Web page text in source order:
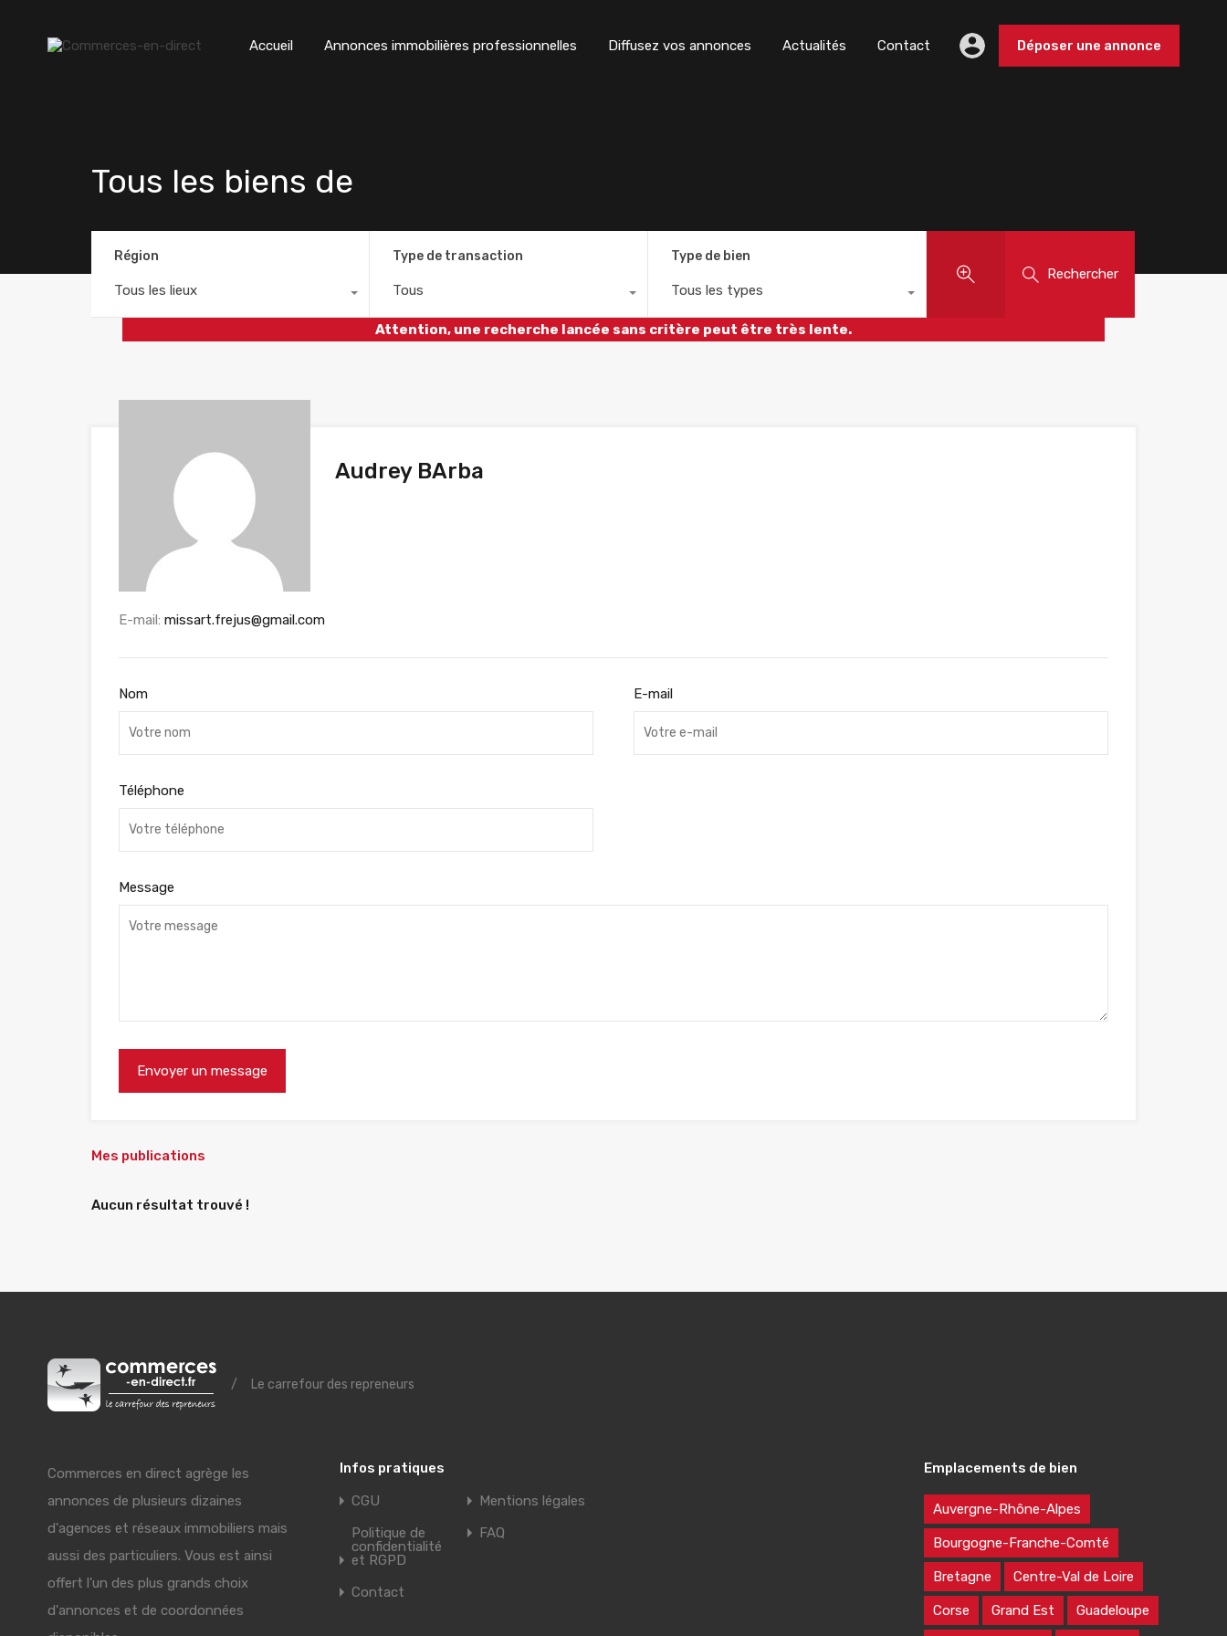
Accueil Annonces immobilières professionnelles Diffusez vos annonces Actualités Contact Déposer une annonce
Tous les biens de
Région
Tous les lieux
Type de transaction
Tous
Type de bien
Tous les types
Rechercher
Attention, une recherche lancée sans critère peut être très lente.
Audrey BArba
E-mail: missart.frejus@gmail.com
Nom E-mail
Téléphone
Message
Mes publications
Aucun résultat trouvé !
/ Le carrefour des repreneurs
Commerces en direct agrège les
annonces de plusieurs dizaines
d'agences et réseaux immobiliers mais
aussi des particuliers. Vous est ainsi
offert l'un des plus grands choix
d'annonces et de coordonnées
Infos pratiques
CGU
Mentions légales
Politique de
confidentialité
et RGPD
FAQ
Contact
Emplacements de bien
Auvergne-Rhône-Alpes
Bourgogne-Franche-Comté
Bretagne Centre-Val de Loire
Corse Grand Est Guadeloupe